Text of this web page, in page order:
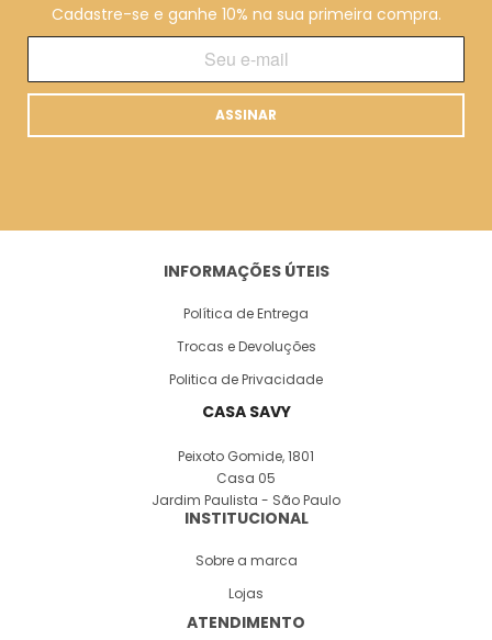
Cadastre-se e ganhe 10% na sua primeira compra.
ASSINAR
INFORMAÇÕES ÚTEIS
Política de Entrega
Trocas e Devoluções
Politica de Privacidade
CASA SAVY
Peixoto Gomide, 1801
Casa 05
Jardim Paulista - São Paulo
INSTITUCIONAL
Sobre a marca
Lojas
ATENDIMENTO